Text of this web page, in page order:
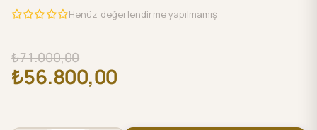
Henüz değerlendirme yapılmamış
₺71.000,00
₺56.800,00